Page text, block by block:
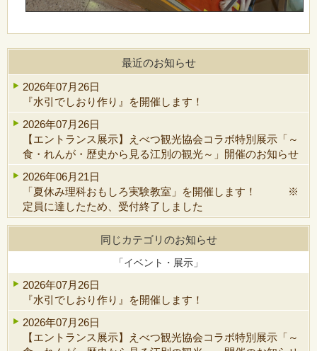
最近のお知らせ
2026年07月26日
『水引でしおり作り』を開催します！
2026年07月26日
【エントランス展示】えべつ観光協会コラボ特別展示「～
食・れんが・歴史から見る江別の観光～」開催のお知らせ
2026年06月21日
「夏休み理科おもしろ実験教室」を開催します！ ※
定員に達したため、受付終了しました
同じカテゴリのお知らせ
「イベント・展示」
2026年07月26日
『水引でしおり作り』を開催します！
2026年07月26日
【エントランス展示】えべつ観光協会コラボ特別展示「～